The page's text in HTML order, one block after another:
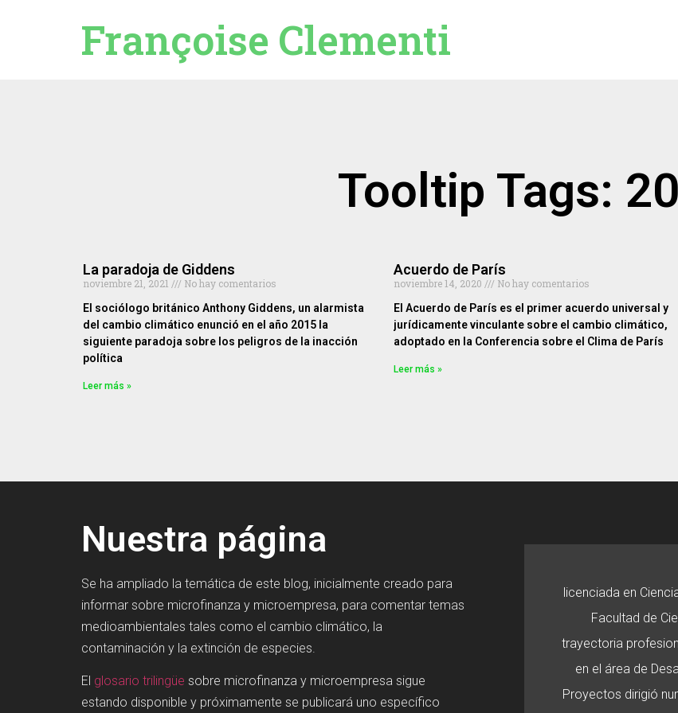
Françoise Clementi
Tooltip Tags:
La paradoja de Giddens
noviembre 21, 2021
No hay comentarios
El sociólogo británico Anthony Giddens, un alarmista
del cambio climático enunció en el año 2015 la
siguiente paradoja sobre los peligros de la inacción
política
Leer más »
Acuerdo de París
noviembre 14, 2020
No hay comentarios
El Acuerdo de París es el primer acuerdo universal y
jurídicamente vinculante sobre el cambio climático,
adoptado en la Conferencia sobre el Clima de París
Leer más »
Nuestra página
Se ha ampliado la temática de este blog, inicialmente creado para
informar sobre microfinanza y microempresa, para comentar temas
medioambientales tales como el cambio climático, la
contaminación y la extinción de especies.
El glosario trilingüe sobre microfinanza y microempresa sigue
estando disponible y próximamente se publicará uno específico
licenciada en
Facultad de
trayectoria
en el área de
Proyectos dirigió